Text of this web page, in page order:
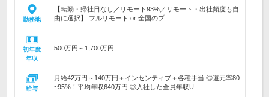
勤務地
【転勤・帰社日なし／リモート93%／リモート・出社頻度も自
由に選択】 フルリモート or 全国のプ…
初年度
年収
500万円～1,700万円
給与
月給42万円～140万円＋インセンティブ＋各種手当 ◎還元率80
~95%！平均年収640万円 ◎入社した全員年収U…